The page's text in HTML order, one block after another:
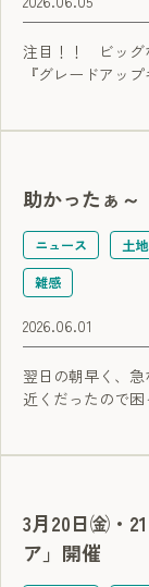
注目！！ ビッグ
『グレードアッ
助かったぁ～
ニュース 土地
雑感
2026.06.01
翌日の朝早く、
近くだったので
3月20日㈮・
ア」開催